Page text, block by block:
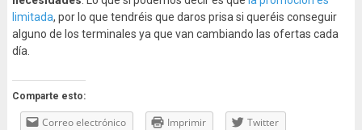
limitada, por lo que tendréis que daros prisa si queréis conseguir
alguno de los terminales ya que van cambiando las ofertas cada
día.
Comparte esto:
Correo electrónico Imprimir
Twitter